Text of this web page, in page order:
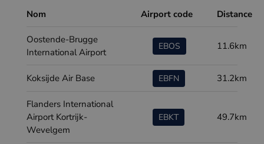
Nom Airport code Distance
Oostende-Brugge
International Airport
EBOS 11.6km
Koksijde Air Base EBFN 31.2km
Flanders International
Airport Kortrijk-
Wevelgem
EBKT 49.7km